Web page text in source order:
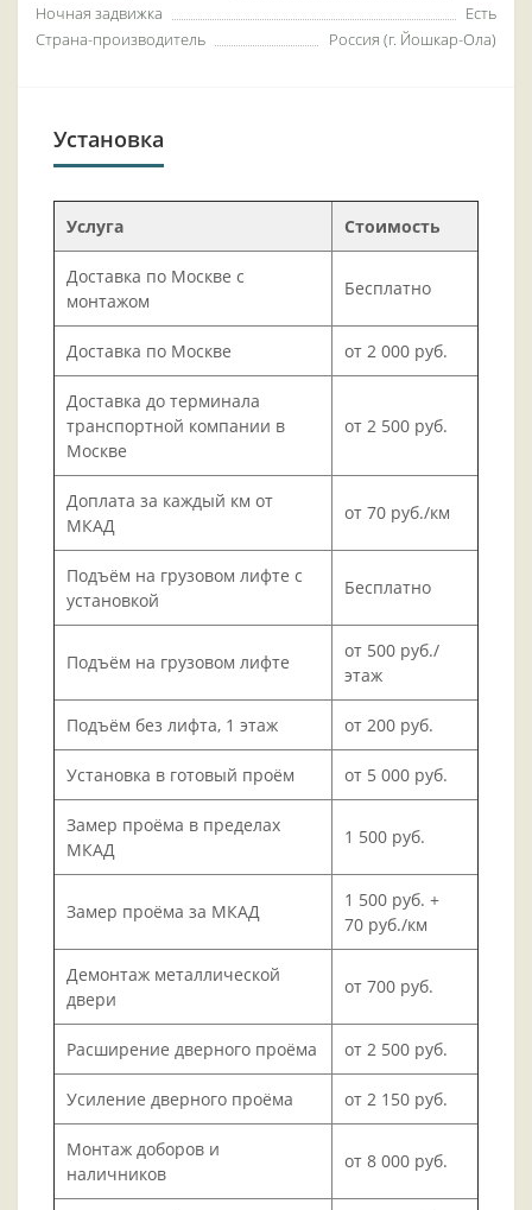
Ночная задвижка
Есть
Страна-производитель
Россия (г. Йошкар-Ола)
Установка
Услуга Стоимость
Доставка по Москве с
монтажом
Бесплатно
Доставка по Москве от 2 000 руб.
Доставка до терминала
транспортной компании в
Москве
от 2 500 руб.
Доплата за каждый км от
МКАД
от 70 руб./км
Подъём на грузовом лифте с
установкой
Бесплатно
Подъём на грузовом лифте
от 500 руб./
этаж
Подъём без лифта, 1 этаж от 200 руб.
Установка в готовый проём от 5 000 руб.
Замер проёма в пределах
МКАД
1 500 руб.
Замер проёма за МКАД
1 500 руб. +
70 руб./км
Демонтаж металлической
двери
от 700 руб.
Расширение дверного проёма от 2 500 руб.
Усиление дверного проёма от 2 150 руб.
Монтаж доборов и
наличников
от 8 000 руб.